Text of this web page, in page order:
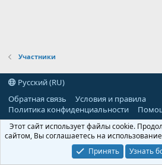
Участники
Русский (RU)
Обратная связь
Условия и правила
Политика конфиденциальности
Этот сайт использует файлы cookie.
сайтом, Вы соглашаетесь на
Принять
Узнать